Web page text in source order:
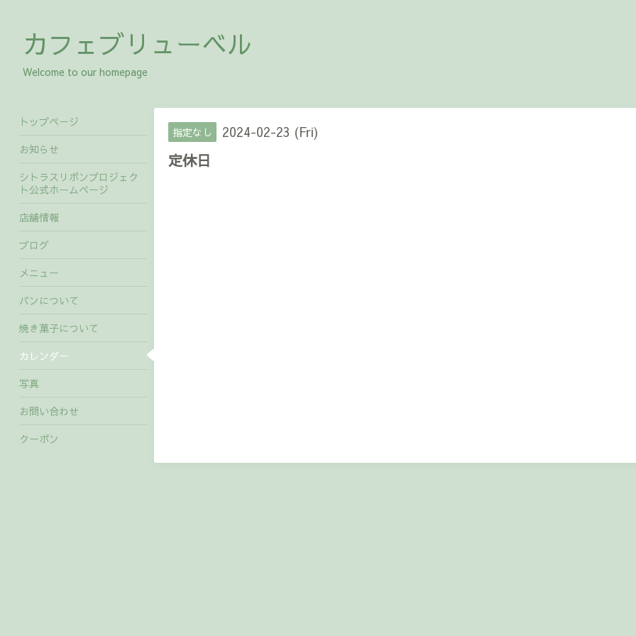
カフェブリューベル
Welcome to our homepage
指定なし 2024-02-23 (Fri)
定休日
トップページ
お知らせ
シトラスリボンプロジェク
ト公式ホームページ
店舗情報
ブログ
メニュー
パンについて
焼き菓子について
カレンダー
写真
お問い合わせ
クーポン